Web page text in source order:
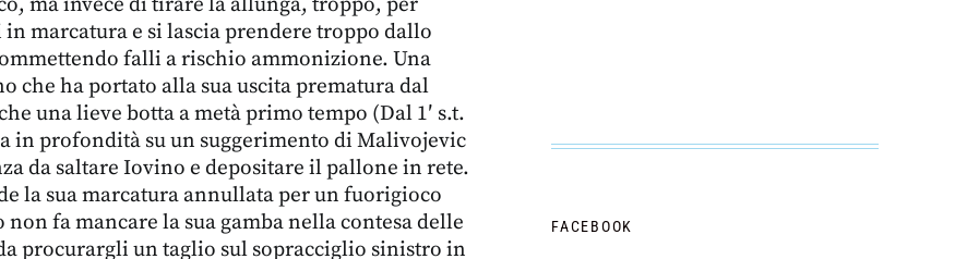
marcatura e si lascia prendere troppo dallo
falli a rischio ammonizione. Una
che ha portato alla sua uscita prematura dal
una lieve botta a metà primo tempo (Dal 1′ s.t.
in profondità su un suggerimento di Malivojevic
da saltare Iovino e depositare il pallone in rete.
la sua marcatura annullata per un fuorigioco
non fa mancare la sua gamba nella contesa delle
procurargli un taglio sul sopracciglio sinistro in
FACEBOOK